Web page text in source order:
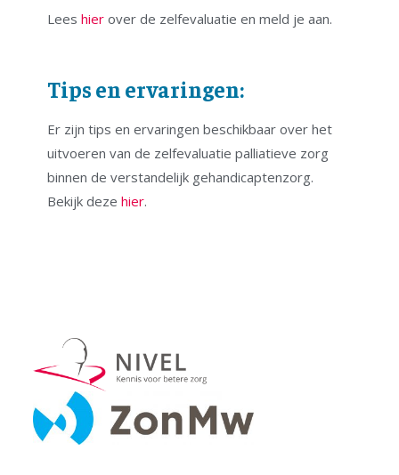
Lees hierover de zelfevaluatie en meld je aan.
Tips en ervaringen:
Er zijn tips en ervaringen beschikbaar over het
uitvoeren van de zelfevaluatie palliatieve zorg
binnen de verstandelijk gehandicaptenzorg.
Bekijk deze hier.